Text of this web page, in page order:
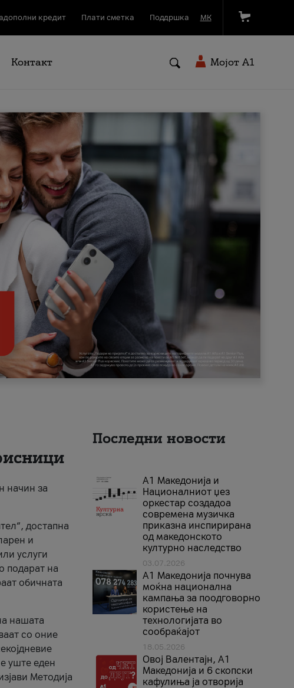
кредит Плати сметка Поддршка МК
Контакт Мојот A1
начин за
достапна
и
услуги
подарат на
обичната
нашата
со оние
уште еден
Методија
Последни новости
А1 Македонија и
Националниот џез
оркестар создадоа
современа музичка
приказна инспирирана
од македонското
културно наследство
03.07.2026
A1 Македонија почнува
моќна национална
кампања за поодговорно
користење на
технологијата во
сообраќајот
18.05.2026
Овој Валентајн, A1
Македонија и 6 скопски
кафулиња ја отворија